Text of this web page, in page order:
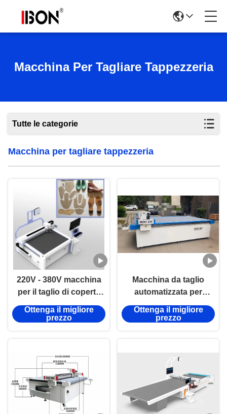
Macchina Per Tagliare Tappezzeria
Tutte le categorie
Macchina per tagliare tappezzeria
220V - 380V macchina
per il taglio di coperte
50Hz macchina CNC
per il taglio di tappeti
Ottenga il migliore
prezzo
Macchina da taglio
automatizzata per
tessuti di grande
formato personalizzata
Ottenga il migliore
prezzo